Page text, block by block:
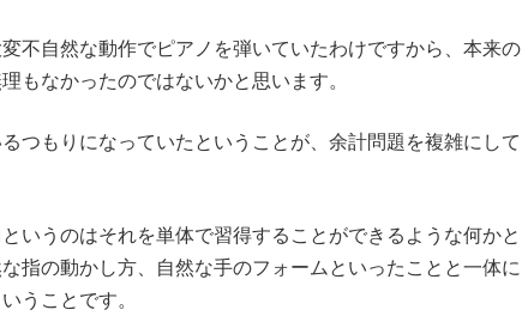
不自然な動作でピアノを弾いていたわけですから、本来の
もなかったのではないかと思います。
つもりになっていたということが、余計問題を複雑にして
いうのはそれを単体で習得することができるような何かと
指の動かし方、自然な手のフォームといったことと一体に
うことです。